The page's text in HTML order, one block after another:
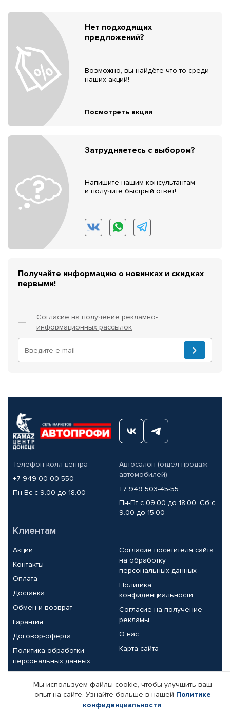
Нет подходящих
предложений?
Возможно, вы найдёте что-то среди
наших акций!
Посмотреть акции
Затрудняетесь с выбором?
Напишите нашим консультантам
и получите быстрый ответ!
Получайте информацию о новинках и скидках
первыми!
Согласие на получение рекламно-
информационных рассылок
Телефон колл-центра
+7 949 00-00-550
Пн-Вс с 9.00 до 18.00
Автосалон (отдел продаж
автомобилей)
+7 949 503-45-55
Пн-Пт с 09.00 до 18.00, Сб с
9.00 до 15.00
Клиентам
Акции
Контакты
Оплата
Доставка
Обмен и возврат
Гарантия
Договор-оферта
Политика обработки
персональных данных
Согласие посетителя сайта
на обработку
персональных данных
Политика
конфиденциальности
Согласие на получение
рекламы
О нас
Карта сайта
Партнерам
Корпоративным клиентам
Реквизиты компании
Мы используем файлы cookie, чтобы улучшить ваш
опыт на сайте. Узнайте больше в нашей Политике
конфиденциальности.